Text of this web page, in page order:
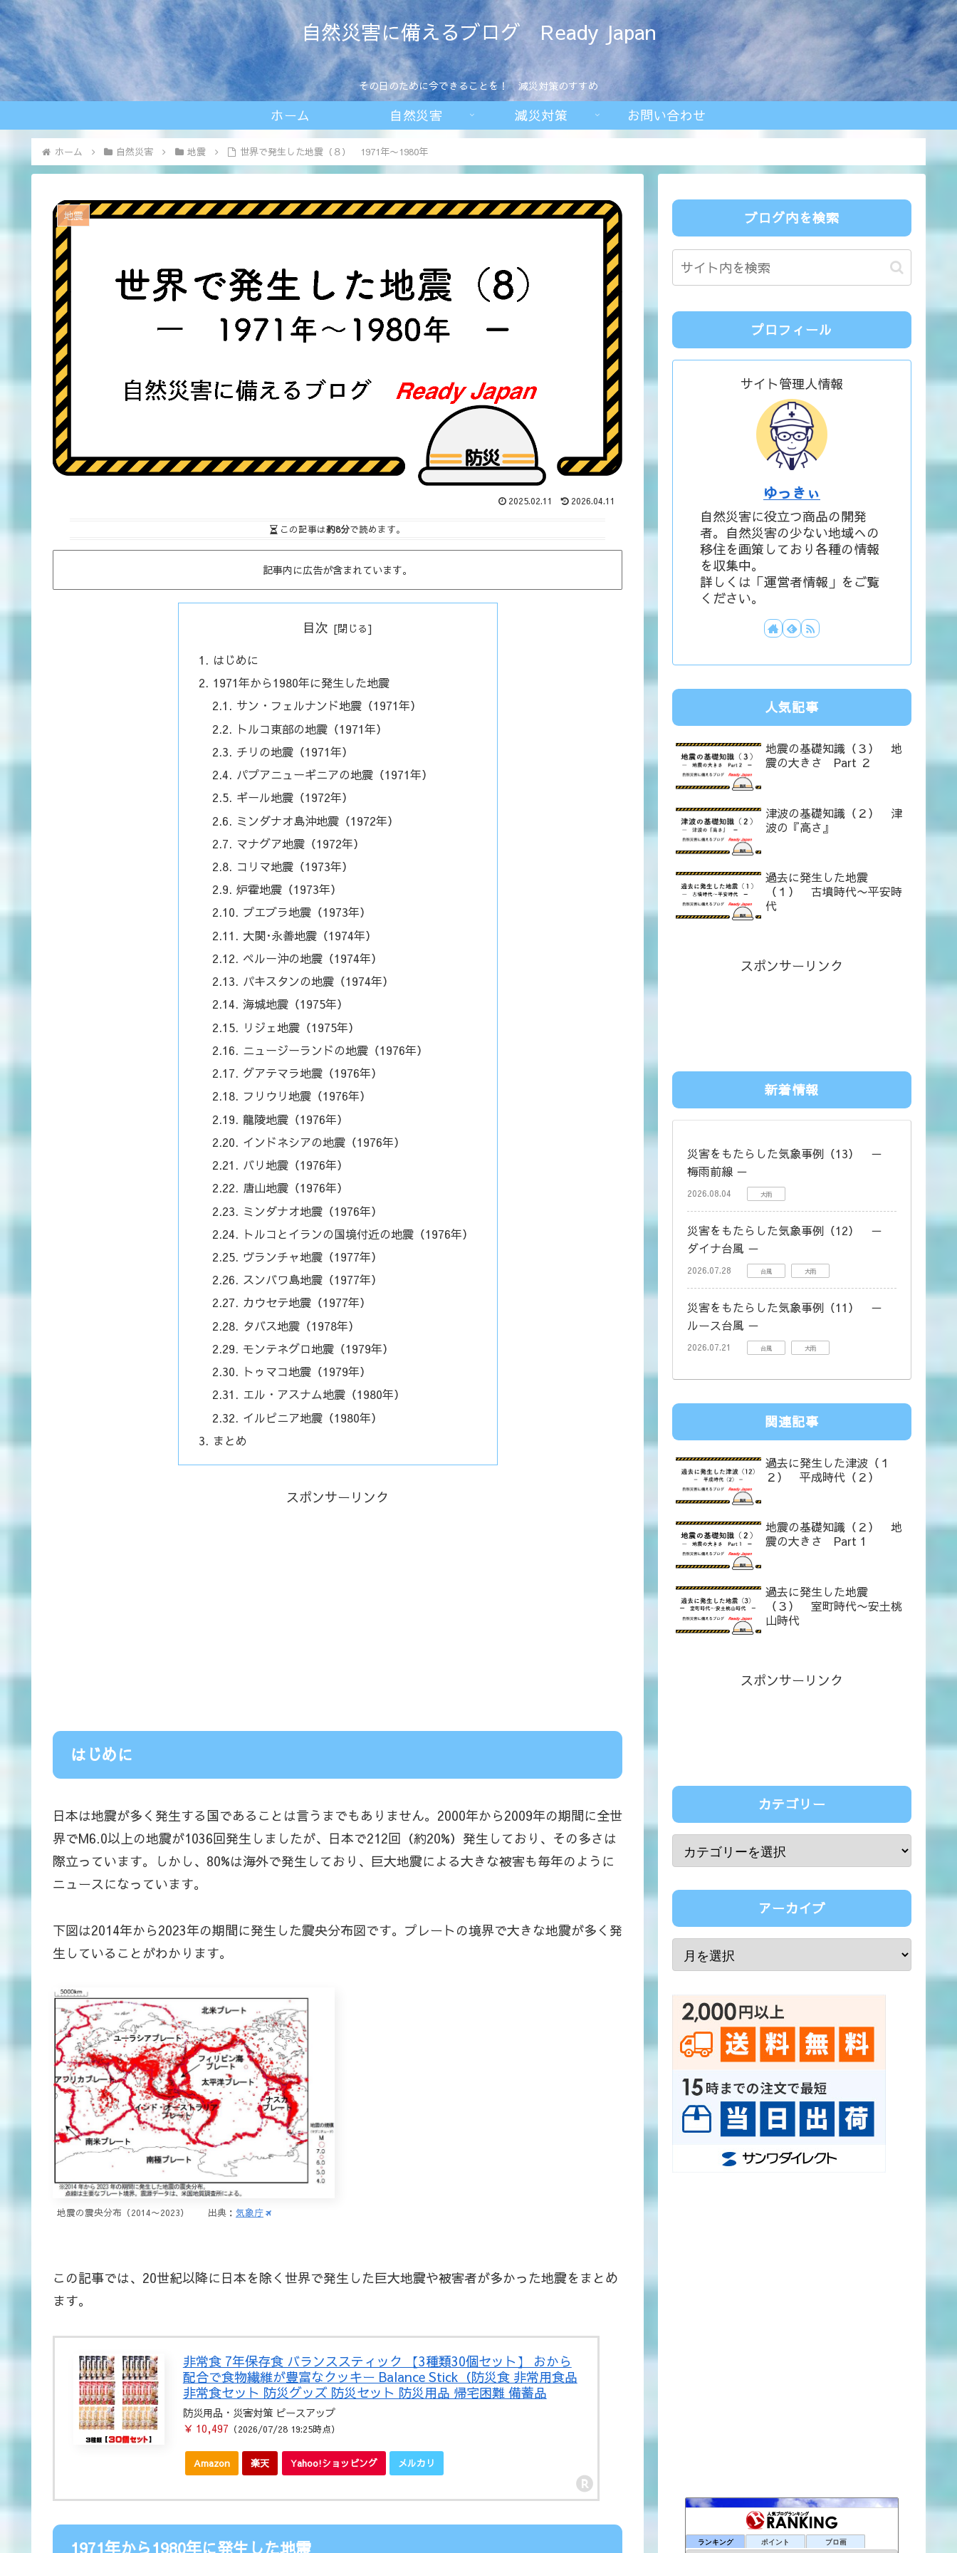
自然災害に備えるブログ Ready Japan
その日のために今できることを！ 減災対策のすすめ
ホーム 自然災害 減災対策 お問い合わせ
ホーム 自然災害 地震 世界で発生した地震（８） 1971年〜1980年
地震
2025.02.11 2026.04.11
この記事は約8分で読めます。
記事内に広告が含まれています。
目次
はじめに
1971年から1980年に発生した地震
サン・フェルナンド地震（1971年）
トルコ東部の地震（1971年）
チリの地震（1971年）
パプアニューギニアの地震（1971年）
ギール地震（1972年）
ミンダナオ島沖地震（1972年）
マナグア地震（1972年）
コリマ地震（1973年）
炉霍地震（1973年）
プエブラ地震（1973年）
大関･永善地震（1974年）
ペルー沖の地震（1974年）
パキスタンの地震（1974年）
海城地震（1975年）
リジェ地震（1975年）
ニュージーランドの地震（1976年）
グアテマラ地震（1976年）
フリウリ地震（1976年）
龍陵地震（1976年）
インドネシアの地震（1976年）
バリ地震（1976年）
唐山地震（1976年）
ミンダナオ地震（1976年）
トルコとイランの国境付近の地震（1976年）
ヴランチャ地震（1977年）
スンバワ島地震（1977年）
カウセテ地震（1977年）
タバス地震（1978年）
モンテネグロ地震（1979年）
トゥマコ地震（1979年）
エル・アスナム地震（1980年）
イルピニア地震（1980年）
まとめ
スポンサーリンク
はじめに
日本は地震が多く発生する国であることは言うまでもありません。2000年から2009年の期間に全世
界でM6.0以上の地震が1036回発生しましたが、日本で212回（約20%）発生しており、その多さは
際立っています。しかし、80%は海外で発生しており、巨大地震による大きな被害も毎年のように
ニュースになっています。
下図は2014年から2023年の期間に発生した震央分布図です。プレートの境界で大きな地震が多く発
生していることがわかります。
地震の震央分布（2014〜2023） 出典： 気象庁
この記事では、20世紀以降に日本を除く世界で発生した巨大地震や被害者が多かった地震をまとめ
ます。
非常食 7年保存食 バランススティック 【3種類30個セット】 おから
配合で食物繊維が豊富なクッキー Balance Stick（防災食 非常用食品
非常食セット 防災グッズ 防災セット 防災用品 帰宅困難 備蓄品
防災用品・災害対策 ピースアップ
￥ 10,497 （2026/07/28 19:25時点）
Amazon 楽天 Yahoo!ショッピング メルカリ
1971年から1980年に発生した地震
ブログ内を検索
プロフィール
サイト管理人情報
ゆっきぃ
自然災害に役立つ商品の開発
者。自然災害の少ない地域への
移住を画策しており各種の情報
を収集中。
詳しくは「運営者情報」をご覧
ください。
人気記事
地震の基礎知識（３） 地
震の大きさ Part ２
津波の基礎知識（２） 津
波の『高さ』
過去に発生した地震
（１） 古墳時代〜平安時
代
スポンサーリンク
新着情報
災害をもたらした気象事例（13） －
梅雨前線 －
2026.08.04 大雨
災害をもたらした気象事例（12） －
ダイナ台風 －
2026.07.28 台風 大雨
災害をもたらした気象事例（11） －
ルース台風 －
2026.07.21 台風 大雨
関連記事
過去に発生した津波（１
２） 平成時代（２）
地震の基礎知識（２） 地
震の大きさ Part 1
過去に発生した地震
（３） 室町時代〜安土桃
山時代
スポンサーリンク
カテゴリー
アーカイブ
ランキング ポイント ブロ画